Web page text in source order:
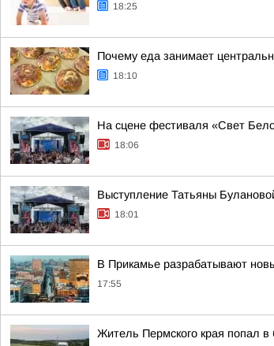
18:25
Почему еда занимает
18:10
На сцене фестиваля «Свет
18:06
Выступление Татьяны
18:01
В Прикамье разрабатывают
17:55
Житель Пермского края попал в